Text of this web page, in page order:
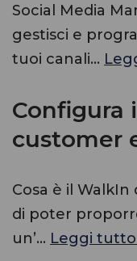
Social Media
gestisci e
tuoi canali…
Configura
customer
Cosa è il
di poter
un’… Leggi tutto